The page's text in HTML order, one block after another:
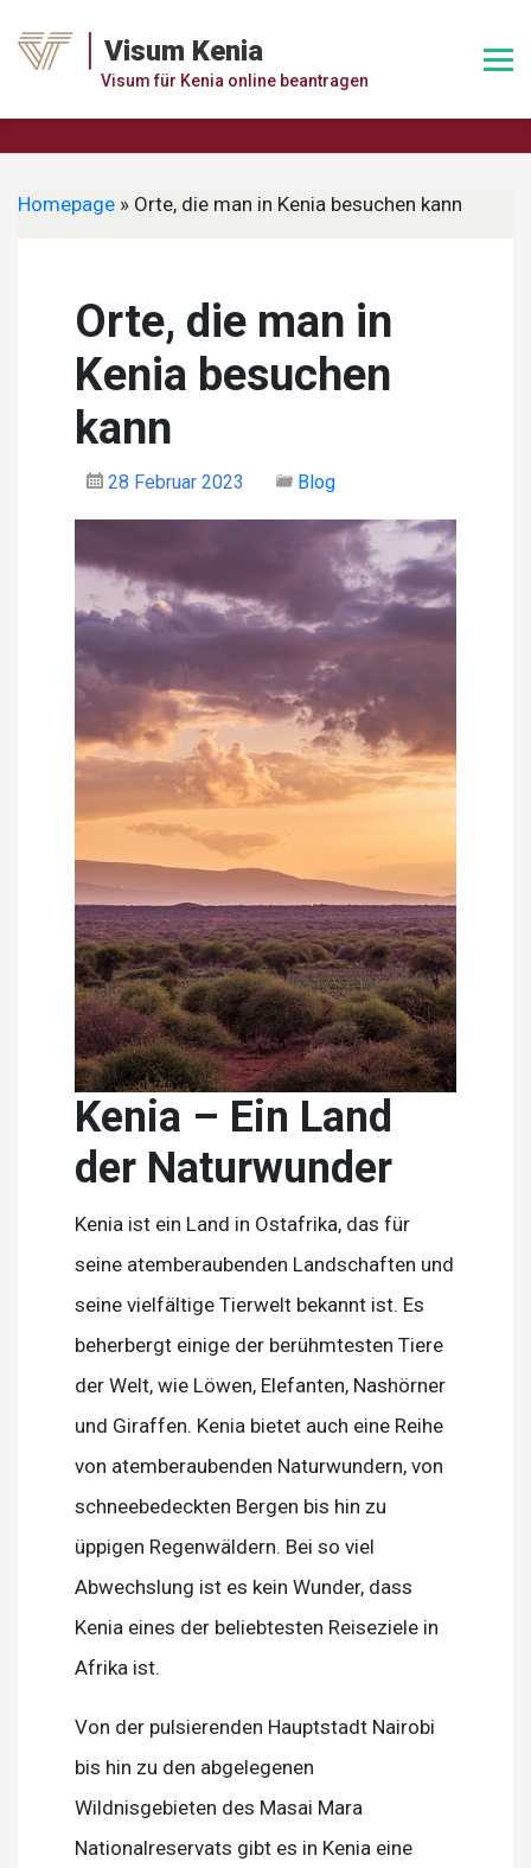
content
Visum Kenia
Visum für Kenia online beantragen
Homepage » Orte, die man in Kenia besuchen kann
Orte, die man in
Kenia besuchen
kann
28 Februar 2023 Blog
Kenia – Ein Land
der Naturwunder
Kenia ist ein Land in Ostafrika, das für
seine atemberaubenden Landschaften und
seine vielfältige Tierwelt bekannt ist. Es
beherbergt einige der berühmtesten Tiere
der Welt, wie Löwen, Elefanten, Nashörner
und Giraffen. Kenia bietet auch eine Reihe
von atemberaubenden Naturwundern, von
schneebedeckten Bergen bis hin zu
üppigen Regenwäldern. Bei so viel
Abwechslung ist es kein Wunder, dass
Kenia eines der beliebtesten Reiseziele in
Afrika ist.
Von der pulsierenden Hauptstadt Nairobi
bis hin zu den abgelegenen
Wildnisgebieten des Masai Mara
Nationalreservats gibt es in Kenia eine